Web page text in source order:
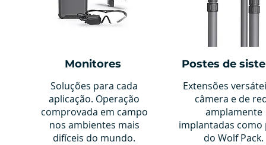
Monitores
Soluções para cada
aplicação. Operação
comprovada em campo
nos ambientes mais
difíceis do mundo.
Postes de
Extensões
câmera e de
amplamente
implantadas como
do Wolf Pack.